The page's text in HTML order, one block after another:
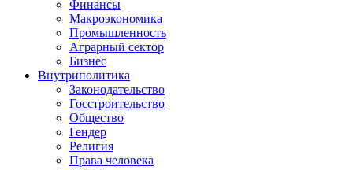
Финансы
Макроэкономика
Промышленность
Аграрный сектор
Бизнес
Внутриполитика
Законодательство
Госстроительство
Общество
Гендер
Религия
Права человека